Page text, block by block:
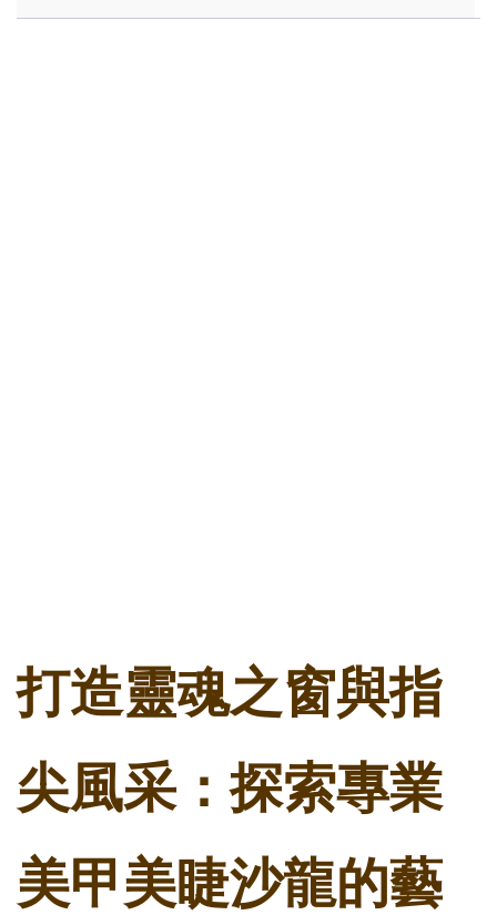
打造靈魂之窗與指
尖風采：探索專業
美甲美睫沙龍的藝